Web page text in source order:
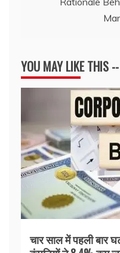
YOU MAY LIKE THIS --
चार साल में पहली बार